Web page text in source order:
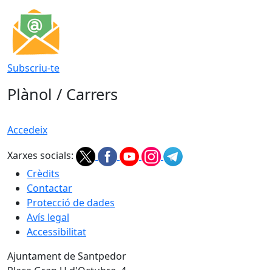
Subscriu-te
Plànol / Carrers
Accedeix
Xarxes socials:
Crèdits
Contactar
Protecció de dades
Avís legal
Accessibilitat
Ajuntament de Santpedor